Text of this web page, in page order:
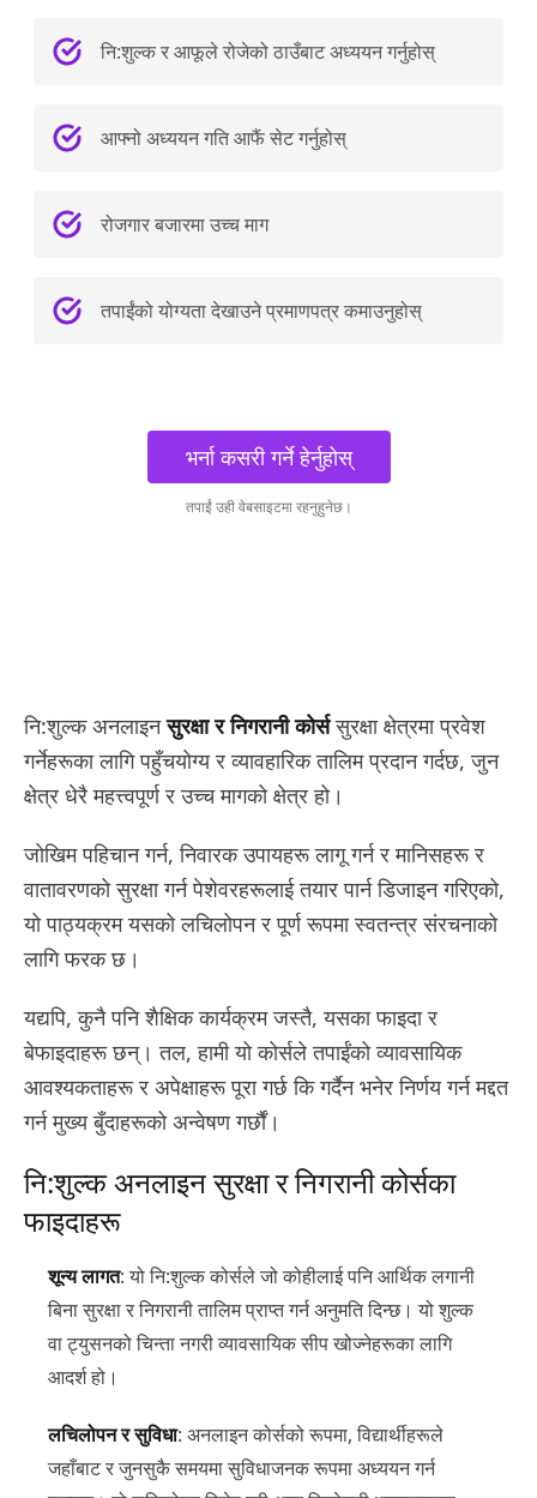
नि:शुल्क र आफूले रोजेको ठाउँबाट अध्ययन गर्नुहोस्
आफ्नो अध्ययन गति आफैं सेट गर्नुहोस्
रोजगार बजारमा उच्च माग
तपाईंको योग्यता देखाउने प्रमाणपत्र कमाउनुहोस्
भर्ना कसरी गर्ने हेर्नुहोस्
तपाईं उही वेबसाइटमा रहनुहुनेछ।
नि:शुल्क अनलाइनसुरक्षा र निगरानी कोर्ससुरक्षा क्षेत्रमा प्रवेश
गर्नेहरूका लागि पहुँचयोग्य र व्यावहारिक तालिम प्रदान गर्दछ, जुन
क्षेत्र धेरै महत्त्वपूर्ण र उच्च मागको क्षेत्र हो।
जोखिम पहिचान गर्न, निवारक उपायहरू लागू गर्न र मानिसहरू र
वातावरणको सुरक्षा गर्न पेशेवरहरूलाई तयार पार्न डिजाइन गरिएको,
यो पाठ्यक्रम यसको लचिलोपन र पूर्ण रूपमा स्वतन्त्र संरचनाको
लागि फरक छ।
यद्यपि, कुनै पनि शैक्षिक कार्यक्रम जस्तै, यसका फाइदा र
बेफाइदाहरू छन्। तल, हामी यो कोर्सले तपाईंको व्यावसायिक
आवश्यकताहरू र अपेक्षाहरू पूरा गर्छ कि गर्दैन भनेर निर्णय गर्न मद्दत
गर्न मुख्य बुँदाहरूको अन्वेषण गर्छौं।
नि:शुल्क अनलाइन सुरक्षा र निगरानी कोर्सका
फाइदाहरू
शून्य लागत: यो नि:शुल्क कोर्सले जो कोहीलाई पनि आर्थिक लगानी
बिना सुरक्षा र निगरानी तालिम प्राप्त गर्न अनुमति दिन्छ। यो शुल्क
वा ट्युसनको चिन्ता नगरी व्यावसायिक सीप खोज्नेहरूका लागि
आदर्श हो।
लचिलोपन र सुविधा: अनलाइन कोर्सको रूपमा, विद्यार्थीहरूले
जहाँबाट र जुनसुकै समयमा सुविधाजनक रूपमा अध्ययन गर्न